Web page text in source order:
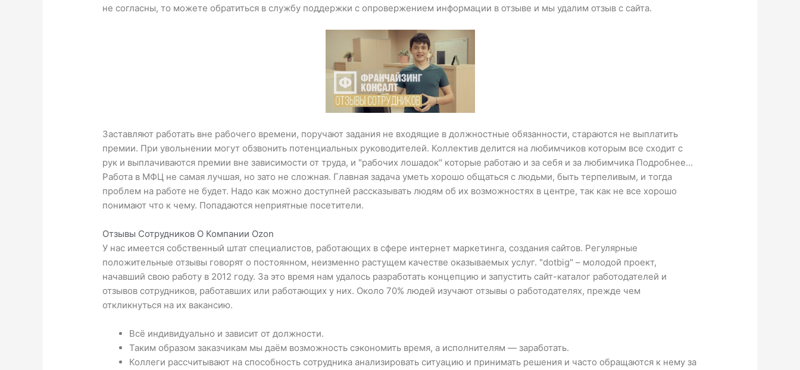
не согласны, то можете обратиться в службу поддержки с опровержением информации в отзыве и мы удалим отзыв с сайта.
Заставляют работать вне рабочего времени, поручают задания не входящие в должностные обязанности, стараются не выплатить
премии. При увольнении могут обзвонить потенциальных руководителей. Коллектив делится на любимчиков которым все сходит с
рук и выплачиваются премии вне зависимости от труда, и "рабочих лошадок" которые работаю и за себя и за любимчика Подробнее…
Работа в МФЦ не самая лучшая, но зато не сложная. Главная задача уметь хорошо общаться с людьми, быть терпеливым, и тогда
проблем на работе не будет. Надо как можно доступней рассказывать людям об их возможностях в центре, так как не все хорошо
понимают что к чему. Попадаются неприятные посетители.
Отзывы Сотрудников О Компании Ozon
У нас имеется собственный штат специалистов, работающих в сфере интернет маркетинга, создания сайтов. Регулярные
положительные отзывы говорят о постоянном, неизменно растущем качестве оказываемых услуг. "dotbig" – молодой проект,
начавший свою работу в 2012 году. За это время нам удалось разработать концепцию и запустить сайт-каталог работодателей и
отзывов сотрудников, работавших или работающих у них. Около 70% людей изучают отзывы о работодателях, прежде чем
откликнуться на их вакансию.
Всё индивидуально и зависит от должности.
Таким образом заказчикам мы даём возможность сэкономить время, а исполнителям — заработать.
Коллеги рассчитывают на способность сотрудника анализировать ситуацию и принимать решения и часто обращаются к нему за